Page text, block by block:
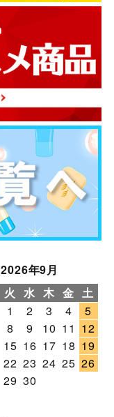
2026年9月
火 水 木 金 土
1
2 3 4
5
8 9 10 11 12
15 16 17 18 19
22 23 24 25 26
29 30